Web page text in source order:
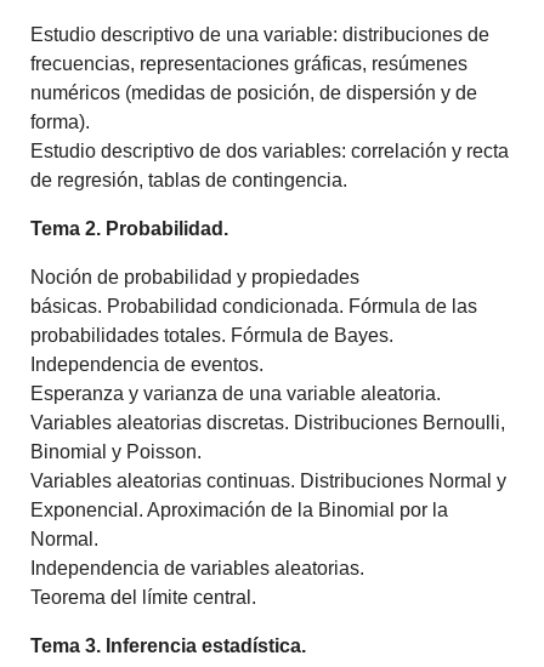
Estudio descriptivo de una variable:distribuciones de
frecuencias, representaciones gráficas, resúmenes
numéricos (medidas de posición, de dispersión y de
forma).
Estudio descriptivo de dos variables:correlación y recta
de regresión, tablas de contingencia.
Tema 2. Probabilidad.
Noción de probabilidad y propiedades
básicas. Probabilidad condicionada. Fórmula de las
probabilidades totales. Fórmula de Bayes.
Independencia de eventos.
Esperanza y varianza de una variable aleatoria.
Variables aleatorias discretas. Distribuciones Bernoulli,
Binomial y Poisson.
Variables aleatorias continuas. Distribuciones Normal y
Exponencial. Aproximación de la Binomial por la
Normal.
Independencia de variables aleatorias.
Teorema del límitecentral .
Tema 3. Inferencia estadística.